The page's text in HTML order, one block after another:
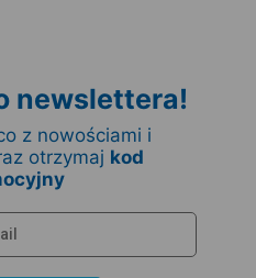
newslettera!
z nowościami i
otrzymaj kod